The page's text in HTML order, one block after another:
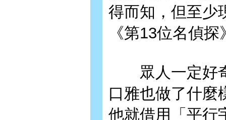
得而知，但至少
《第13位名偵
眾人一定好奇
口雅也做了什麼
他就借用「平行